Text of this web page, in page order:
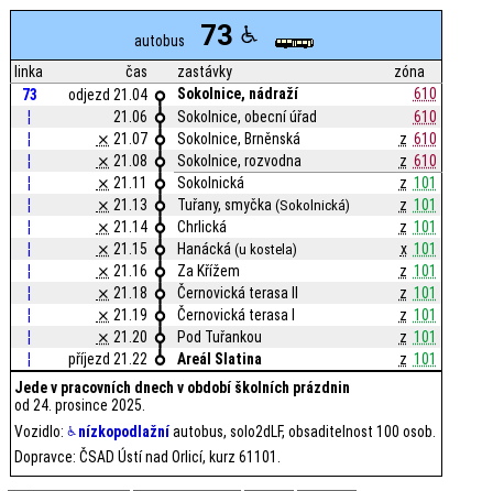
autobus 73
linka čas zastávky
zóna
73
odjezd 21.04 Sokolnice, nádraží
610
¦
21.06 Sokolnice, obecní úřad
610
¦
⨯ 21.07 Sokolnice, Brněnská z 610
¦
⨯ 21.08 Sokolnice, rozvodna z 610
¦
⨯ 21.11 Sokolnická z 101
¦
⨯ 21.13 Tuřany, smyčka(Sokolnická) z 101
¦
⨯ 21.14 Chrlická z 101
¦
⨯ 21.15 Hanácká(u kostela) x 101
¦
⨯ 21.16 Za Křížem z 101
¦
⨯ 21.18 Černovická terasa II z 101
¦
⨯ 21.19 Černovická terasa I z 101
¦
⨯ 21.20 Pod Tuřankou z 101
¦
příjezd 21.22 Areál Slatina z 101
Jede v pracovních dnech v období školních prázdnin
od 24. prosince 2025.
Vozidlo: nízkopodlažníautobus, solo2dLF, obsaditelnost 100 osob.
Dopravce: ČSAD Ústí nad Orlicí, kurz 61101.